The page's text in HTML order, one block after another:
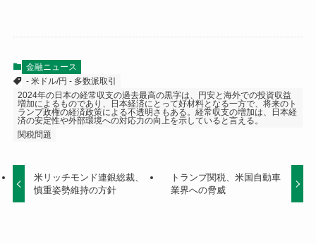
金融ニュース
- 米ドル/円 - 多数派取引
2024年の日本の経常収支の過去最高の黒字は、円安と海外での投資収益
増加によるものであり、日本経済にとって好材料となる一方で、将来のト
ランプ政権の経済政策による不透明さもある。経常収支の増加は、日本経
済の安定性や外部環境への対応力の向上を示していると言える。
関税問題
米リッチモンド連銀総裁、
慎重姿勢維持の方針
トランプ関税、米国自動車
業界への脅威